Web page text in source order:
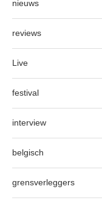
nieuws
reviews
Live
festival
interview
belgisch
grensverleggers